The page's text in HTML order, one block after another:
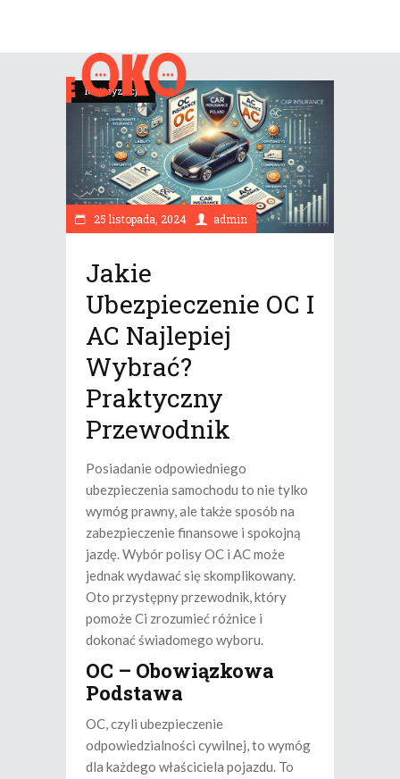
Motoryzacja
25 listopada, 2024 admin
Jakie
Ubezpieczenie OC I
AC Najlepiej
Wybrać?
Praktyczny
Przewodnik
Posiadanie odpowiedniego
ubezpieczenia samochodu to nie tylko
wymóg prawny, ale także sposób na
zabezpieczenie finansowe i spokojną
jazdę. Wybór polisy OC i AC może
jednak wydawać się skomplikowany.
Oto przystępny przewodnik, który
pomoże Ci zrozumieć różnice i
dokonać świadomego wyboru.
OC – Obowiązkowa
Podstawa
OC, czyli ubezpieczenie
odpowiedzialności cywilnej, to wymóg
dla każdego właściciela pojazdu. To